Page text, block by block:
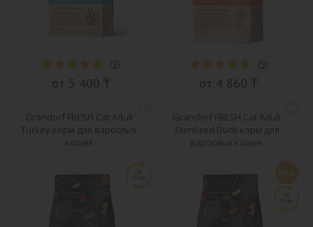
( 3)
от 5 400 ₸
(9)
от 4 860 ₸
Grandorf FRESH Cat Adult
Turkey корм для взрослых
кошек
Grandorf FRESH Cat Adult
Sterilized Duck корм для
взрослых кошек